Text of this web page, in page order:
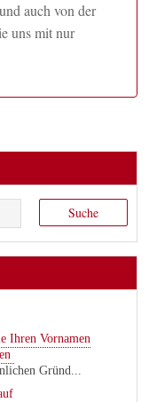
auch von der
uns mit nur
Ihren Vornamen
Gründ...